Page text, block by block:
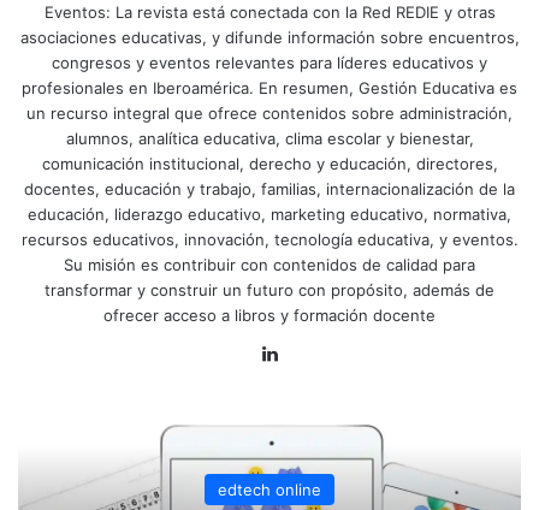
Eventos: La revista está conectada con la Red REDIE y otras
asociaciones educativas, y difunde información sobre encuentros,
congresos y eventos relevantes para líderes educativos y
profesionales en Iberoamérica. En resumen, Gestión Educativa es
un recurso integral que ofrece contenidos sobre administración,
alumnos, analítica educativa, clima escolar y bienestar,
comunicación institucional, derecho y educación, directores,
docentes, educación y trabajo, familias, internacionalización de la
educación, liderazgo educativo, marketing educativo, normativa,
recursos educativos, innovación, tecnología educativa, y eventos.
Su misión es contribuir con contenidos de calidad para
transformar y construir un futuro con propósito, además de
ofrecer acceso a libros y formación docente
edtech online